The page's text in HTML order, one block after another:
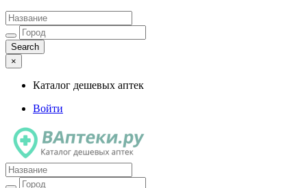
×
Каталог дешевых аптек
Войти
Каталог дешевых аптек